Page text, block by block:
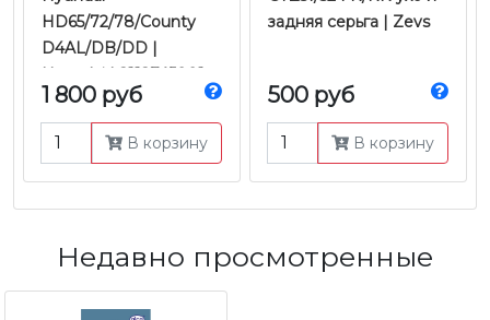
HD65/72/78/County
D4AL/DB/DD |
Hyundai | 2112745001
1 800 руб
В корзину
задняя серьга | Zevs
500 руб
В корзину
Недавно просмотренные